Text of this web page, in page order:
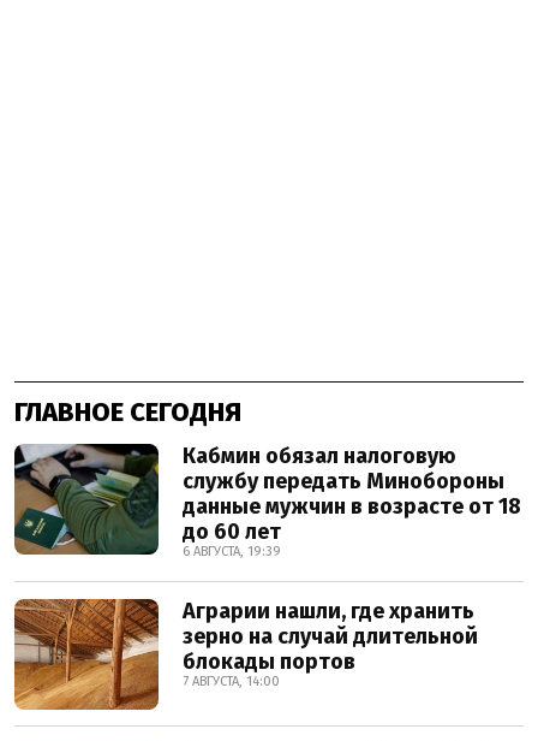
ГЛАВНОЕ СЕГОДНЯ
Кабмин обязал налоговую
службу передать Минобороны
данные мужчин в возрасте от 18
до 60 лет
6 АВГУСТА, 19:39
Аграрии нашли, где хранить
зерно на случай длительной
блокады портов
7 АВГУСТА, 14:00